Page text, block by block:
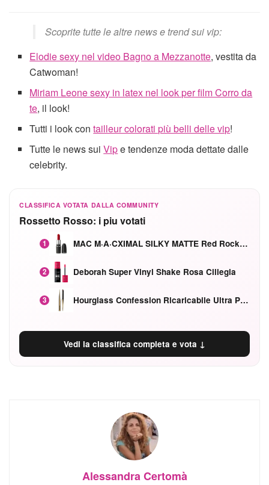
Scoprite tutte le altre news e trend sui vip:
Elodie sexy nel video Bagno a Mezzanotte, vestita da
Catwoman!
Miriam Leone sexy in latex nel look per film Corro da
te, il look!
Tutti i look contailleur colorati più belli delle vip!
Tutte le news suiVipe tendenze moda dettate dalle
celebrity.
CLASSIFICA VOTATA DALLA COMMUNITY
Rossetto Rosso: i piu votati
1 MAC M·A·CXIMAL SILKY MATTE Red Rock mat
2 Deborah Super Vinyl Shake Rosa Ciliegia
3 Hourglass Confession Ricaricabile Ultra Preciso Ad Alta Intensità Secretly Classic Red
Vedi la classifica completa e vota ↓
Alessandra Certomà